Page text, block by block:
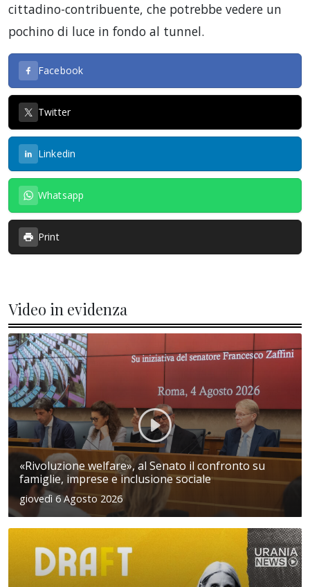
cittadino-contribuente, che potrebbe vedere un
pochino di luce in fondo al tunnel.
Facebook
Twitter
Linkedin
Whatsapp
Print
Video in evidenza
«Rivoluzione welfare», al Senato il confronto su
famiglie, imprese e inclusione sociale
giovedì 6 Agosto 2026